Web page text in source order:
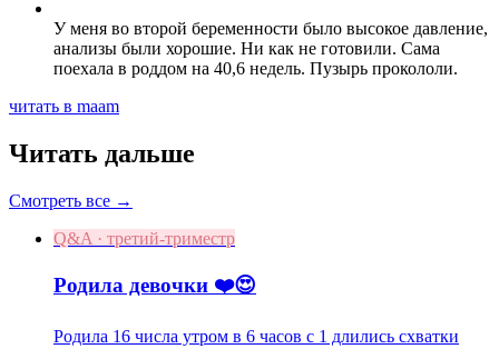
У меня во второй беременности было высокое давление,
анализы были хорошие. Ни как не готовили. Сама
поехала в роддом на 40,6 недель. Пузырь прокололи.
читать в maam
Читать дальше
Смотреть все →
Q&A · третий-триместр
Родила девочки ❤️😍
Родила 16 числа утром в 6 часов с 1 длились схватки